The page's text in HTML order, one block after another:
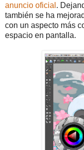
anuncio oficial .
también se ha
con un aspecto más
espacio en pantalla.